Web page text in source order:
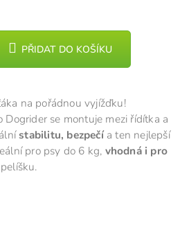
PŘIDAT DO KOŠÍKU
na pořádnou vyjížďku!
Dogrider se montuje mezi řídítka a
stabilitu, bezpečía ten nejlepší
pro psy do 6 kg, vhodná i pro